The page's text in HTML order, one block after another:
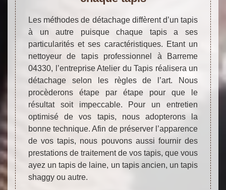
Les méthodes de détachage diffèrent d’un tapis
à un autre puisque chaque tapis a ses
particularités et ses caractéristiques. Etant un
nettoyeur de tapis professionnel à Barreme
04330, l’entreprise Atelier du Tapis réalisera un
détachage selon les règles de l’art. Nous
procèderons étape par étape pour que le
résultat soit impeccable. Pour un entretien
optimisé de vos tapis, nous adopterons la
bonne technique. Afin de préserver l’apparence
de vos tapis, nous pouvons aussi fournir des
prestations de traitement de vos tapis, que vous
ayez un tapis de laine, un tapis ancien, un tapis
shaggy ou autre.